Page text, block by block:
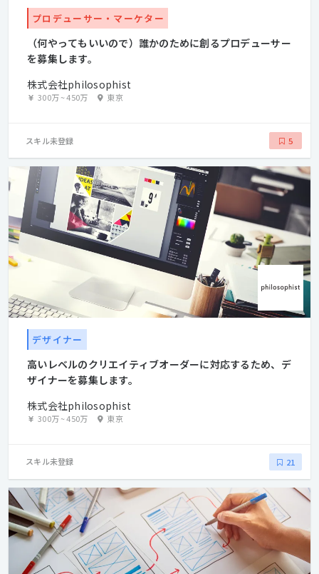
プロデューサー・マーケター
（何やってもいいので）誰かのために創るプロデューサー
を募集します。
株式会社philosophist
300万~450万 東京
スキル未登録 5
デザイナー
高いレベルのクリエイティブオーダーに対応するため、デ
ザイナーを募集します。
株式会社philosophist
300万~450万 東京
スキル未登録 21